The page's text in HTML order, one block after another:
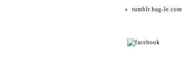
tumblr.hag-le.com